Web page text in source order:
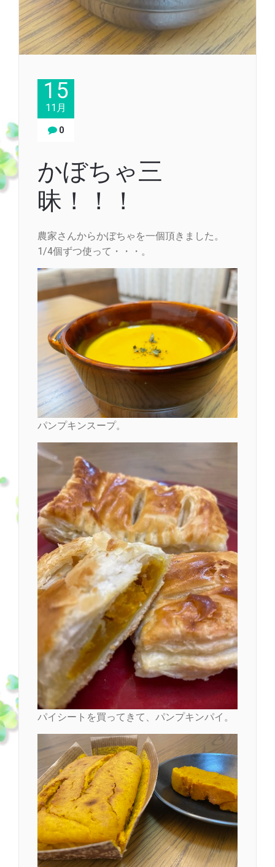
15
11月
0
かぼちゃ三
昧！！！
農家さんからかぼちゃを一個頂きました。
1/4個ずつ使って・・・。
パンプキンスープ。
パイシートを買ってきて、パンプキンパイ。